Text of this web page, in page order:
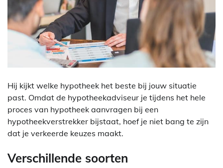
Hij kijkt welke hypotheek het beste bij jouw situatie
past. Omdat de hypotheekadviseur je tijdens het hele
proces van hypotheek aanvragen bij een
hypotheekverstrekker bijstaat, hoef je niet bang te zijn
dat je verkeerde keuzes maakt.
Verschillende soorten